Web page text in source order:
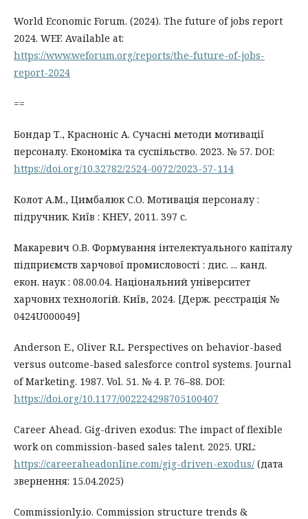
World Economic Forum. (2024). The future of jobs report
2024. WEF. Available at:
https://www.weforum.org/reports/the-future-of-jobs-
report-2024
==
Бондар Т., Красноніс А. Сучасні методи мотивації
персоналу. Економіка та суспільство. 2023. № 57. DOI:
https://doi.org/10.32782/2524-0072/2023-57-114
Колот А.М., Цимбалюк С.О. Мотивація персоналу :
підручник. Київ : КНЕУ, 2011. 397 с.
Макаревич О.В. Формування інтелектуального капіталу
підприємств харчової промисловості : дис. ... канд.
екон. наук : 08.00.04. Національний університет
харчових технологій. Київ, 2024. [Держ. реєстрація №
0424U000049]
Anderson E., Oliver R.L. Perspectives on behavior-based
versus outcome-based salesforce control systems. Journal
of Marketing. 1987. Vol. 51. № 4. P. 76–88. DOI:
https://doi.org/10.1177/002224298705100407
Career Ahead. Gig-driven exodus: The impact of flexible
work on commission-based sales talent. 2025. URL:
https://careeraheadonline.com/gig-driven-exodus/ (дата
звернення: 15.04.2025)
Commissionly.io. Commission structure trends &